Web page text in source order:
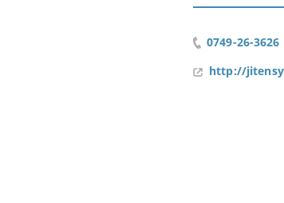
0749-26-3626
http://